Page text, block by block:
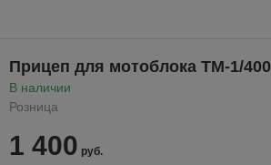
Прицеп для мотоблока ТМ-1/400
В наличии
Розница
1 400 руб.